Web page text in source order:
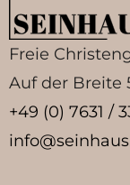
Freie
Auf der Breite
+49 (0) 7631 /